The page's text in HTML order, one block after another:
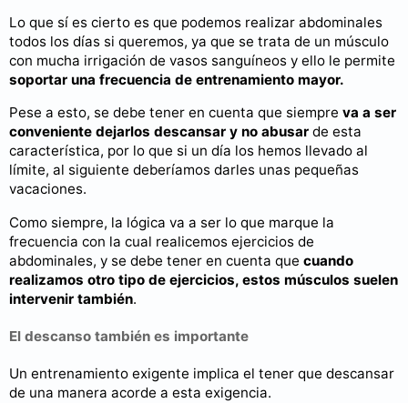
Lo que sí es cierto es que podemos realizar abdominales
todos los días si queremos, ya que se trata de un músculo
con mucha irrigación de vasos sanguíneos y ello le permite
soportar una frecuencia de entrenamiento mayor.
Pese a esto, se debe tener en cuenta que siempre va a ser
conveniente dejarlos descansar y no abusar de esta
característica, por lo que si un día los hemos llevado al
límite, al siguiente deberíamos darles unas pequeñas
vacaciones.
Como siempre, la lógica va a ser lo que marque la
frecuencia con la cual realicemos ejercicios de
abdominales, y se debe tener en cuenta que cuando
realizamos otro tipo de ejercicios, estos músculos suelen
intervenir también.
El descanso también es importante
Un entrenamiento exigente implica el tener que descansar
de una manera acorde a esta exigencia.